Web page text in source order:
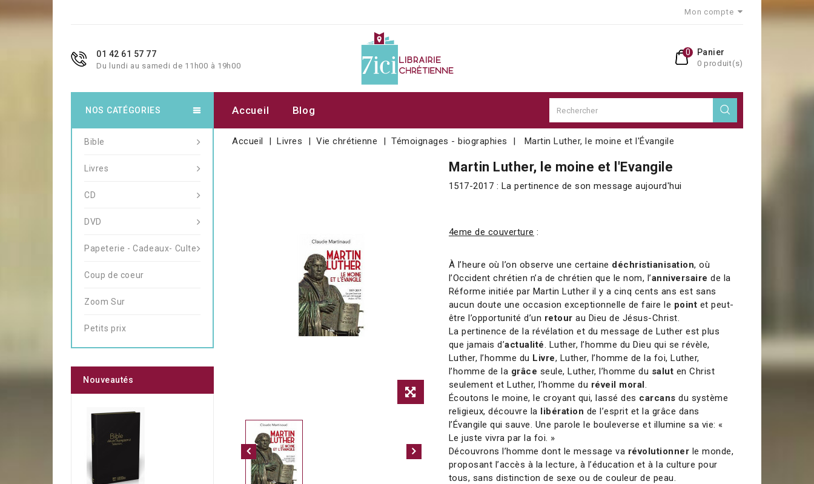
Mon compte
01 42 61 57 77
Du lundi au samedi de 11h00 à 19h00
Panier
0 produit(s)
0
Accueil Blog
Accueil Livres Vie chrétienne Témoignages - biographies Martin Luther, le moine et l'Évangile
Martin Luther, le moine et l'Evangile
1517-2017 : La pertinence de son message aujourd'hui
4eme de couverture :
À l’heure où l’on observe une certaine déchristianisation, où
l’Occident chrétien n’a de chrétien que le nom, l’anniversaire de la
Réforme initiée par Martin Luther il y a cinq cents ans est sans
aucun doute une occasion exceptionnelle de faire le point et peut-
être l’opportunité d’un retour au Dieu de Jésus-Christ.
La pertinence de la révélation et du message de Luther est plus
que jamais d’actualité. Luther, l’homme du Dieu qui se révèle,
Luther, l’homme du Livre, Luther, l’homme de la foi, Luther,
l’homme de la grâce seule, Luther, l’homme du salut en Christ
seulement et Luther, l’homme du réveil moral.
Écoutons le moine, le croyant qui, lassé des carcans du système
religieux, découvre la libération de l’esprit et la grâce dans
l’Évangile qui sauve. Une parole le bouleverse et illumine sa vie: «
Le juste vivra par la foi. »
Découvrons l’homme dont le message va révolutionner le monde,
proposant l’accès à la lecture, à l’éducation et à la culture pour
tous, sans distinction de sexe ou de couleur de peau.
NOS CATÉGORIES
Bible
Livres
CD
DVD
Papeterie - Cadeaux- Culte
Coup de coeur
Zoom Sur
Petits prix
Nouveautés